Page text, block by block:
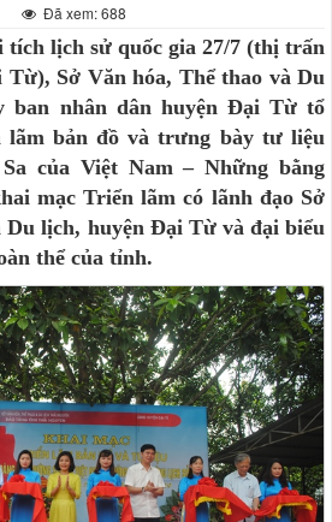
Đã xem: 688
tích lịch sử quốc gia 27/7 (thị trấn
Sở Văn hóa, Thể thao và Du
ban nhân dân huyện Đại Từ tổ
lãm bản đồ và trưng bày tư liệu
của Việt Nam – Những bằng
mạc Triển lãm có lãnh đạo Sở
Du lịch, huyện Đại Từ và đại biểu
thể của tỉnh.